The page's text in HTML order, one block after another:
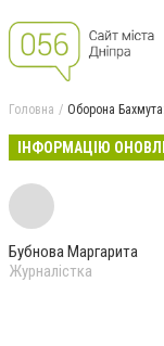
Головна Оборона
ІНФОРМАЦІЮ
Бубнова Маргарита
Журналістка